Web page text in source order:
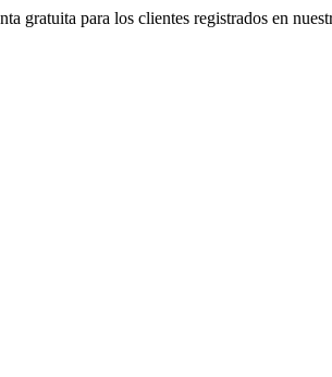
gratuita para los clientes registrados en